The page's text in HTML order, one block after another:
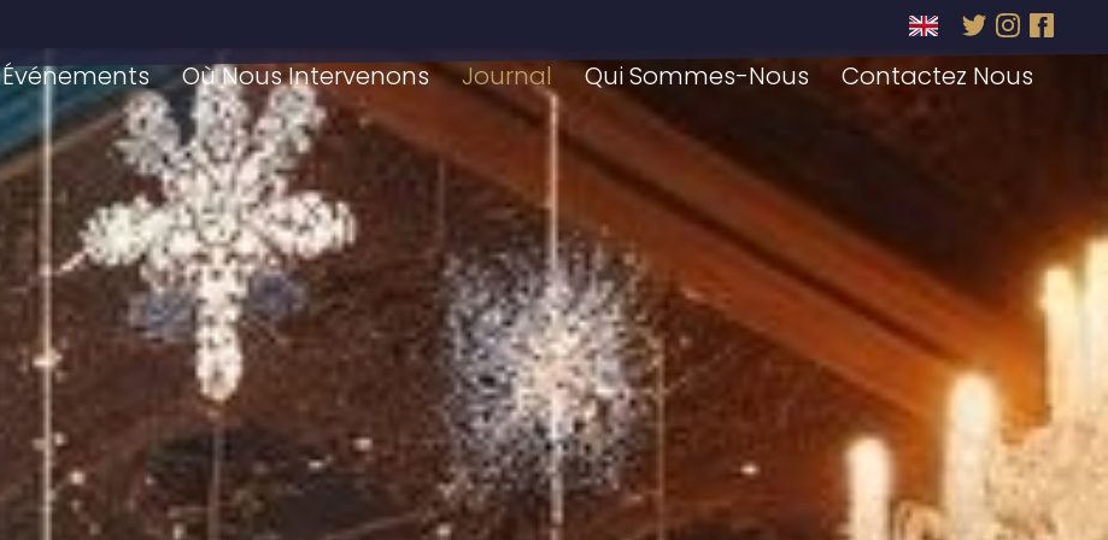
Événements Où Nous Intervenons Journal Qui Sommes-Nous Contactez Nous